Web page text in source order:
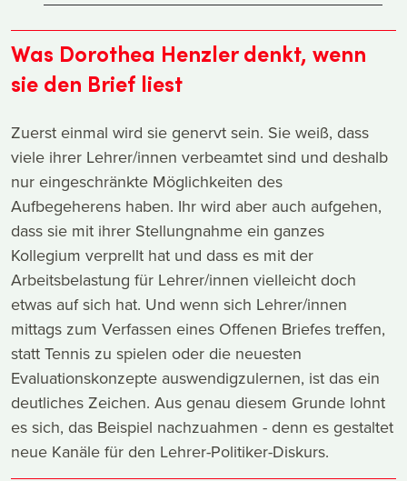
Was Dorothea Henzler denkt, wenn
sie den Brief liest
Zuerst einmal wird sie genervt sein. Sie weiß, dass
viele ihrer Lehrer/innen verbeamtet sind und deshalb
nur eingeschränkte Möglichkeiten des
Aufbegeherens haben. Ihr wird aber auch aufgehen,
dass sie mit ihrer Stellungnahme ein ganzes
Kollegium verprellt hat und dass es mit der
Arbeitsbelastung für Lehrer/innen vielleicht doch
etwas auf sich hat. Und wenn sich Lehrer/innen
mittags zum Verfassen eines Offenen Briefes treffen,
statt Tennis zu spielen oder die neuesten
Evaluationskonzepte auswendigzulernen, ist das ein
deutliches Zeichen. Aus genau diesem Grunde lohnt
es sich, das Beispiel nachzuahmen - denn es gestaltet
neue Kanäle für den Lehrer-Politiker-Diskurs.